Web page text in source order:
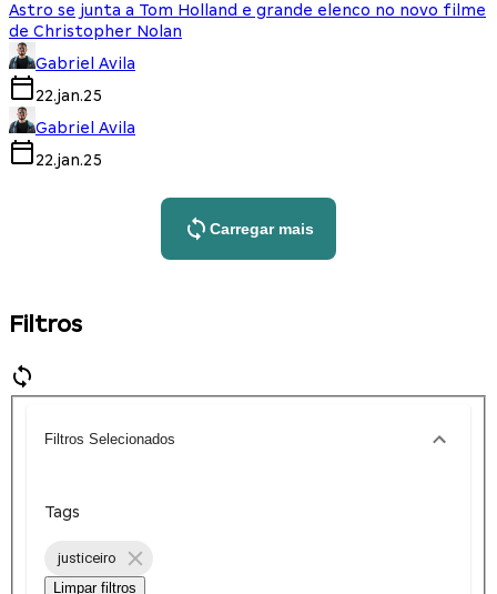
Astro se junta a Tom Holland e grande elenco no novo filme
de Christopher Nolan
Gabriel Avila
22.jan.25
Gabriel Avila
22.jan.25
Carregar mais
Filtros
Filtros Selecionados
Tags
justiceiro
Limpar filtros